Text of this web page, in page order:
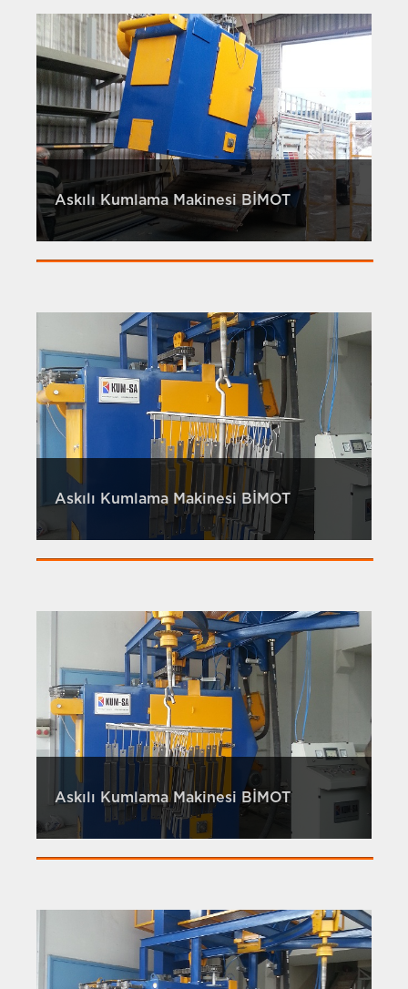
Askılı Kumlama Makinesi BİMOT
Askılı Kumlama Makinesi BİMOT
Askılı Kumlama Makinesi BİMOT